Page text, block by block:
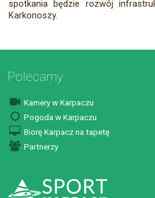
spotkania będzie rozwój
Karkonoszy.
Polecamy
Kamery w Karpaczu
Pogoda w Karpaczu
Biorę Karpacz na tapetę
Partnerzy